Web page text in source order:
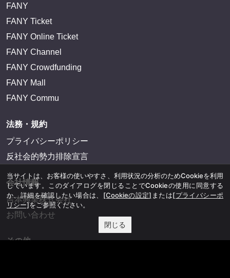
FANY
FANY Ticket
FANY Online Ticket
FANY Channel
FANY Crowdfunding
FANY Mall
FANY Commu
法務・規約
プライバシーポリシー
反社会的勢力排除宣言
会社情報
吉本興業株式会社
お問い合わせ
その他
当サイトは、お客様の使いやすさ、利用状況の分析のためCookieを利用
しています。このダイアログを閉じることでCookieの使用に同意する
か、詳細を確認したい場合は、 [Cookieの設定] または[プライバシーポ
リシー]をご参照ください。
閉じる